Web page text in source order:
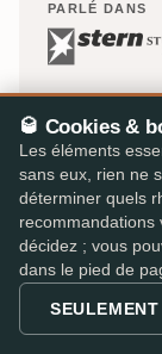
PARLÉ DANS
Le plus grand
🥃 Cookies &
Les éléments
sans eux, rien ne
déterminer quels
recommandations
décidez ; vous
dans le pied de